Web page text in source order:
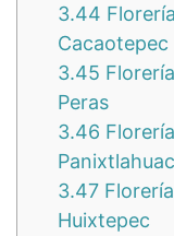
3.44
Cacaotepec
3.45
Peras
3.46
3.47
Huixtepec